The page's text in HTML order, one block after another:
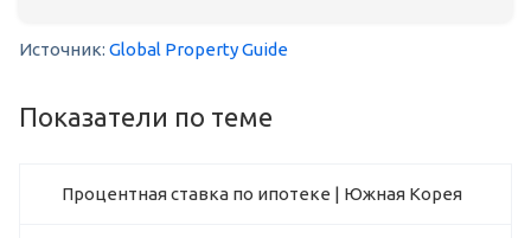
Источник: Global Property Guide
Показатели по теме
Процентная ставка по ипотеке | Южная Корея